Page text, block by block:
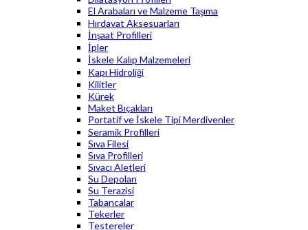
El Arabaları ve Malzeme Taşıma
Hırdavat Aksesuarları
İnşaat Profilleri
İpler
İskele Kalıp Malzemeleri
Kapı Hidroliği
Kilitler
Kürek
Maket Bıçakları
Portatif ve İskele Tipi Merdivenler
Seramik Profilleri
Sıva Filesi
Sıva Profilleri
Sıvacı Aletleri
Su Depoları
Su Terazisi
Tabancalar
Tekerler
Testereler